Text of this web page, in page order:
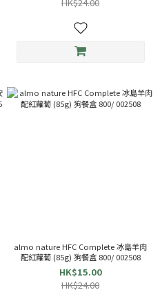
almo nature HFC Complete 冰島羊肉
配紅蘿蔔 (85g) 狗餐盒 800/ 002508
HK$15.00
HK$24.00